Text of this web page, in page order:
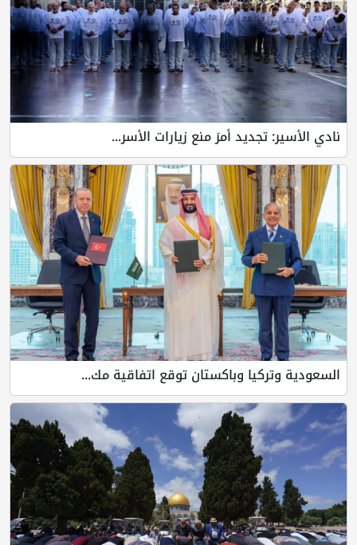
نادي الأسير: تجديد أمرَ منع زيارات الأسر...
السعودية وتركيا وباكستان توقع اتفاقية مك...